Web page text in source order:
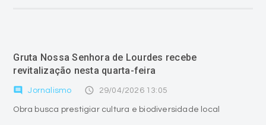
Gruta Nossa Senhora de Lourdes recebe
revitalização nesta quarta-feira
comment Jornalismo access_time 29/04/2026 13:05
Obra busca prestigiar cultura e biodiversidade local